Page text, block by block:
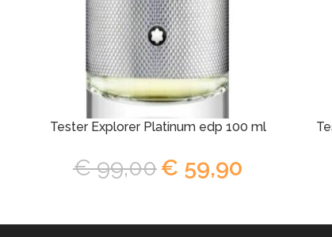
Tester Explorer Platinum edp 100 ml
€99,00€ 59,90